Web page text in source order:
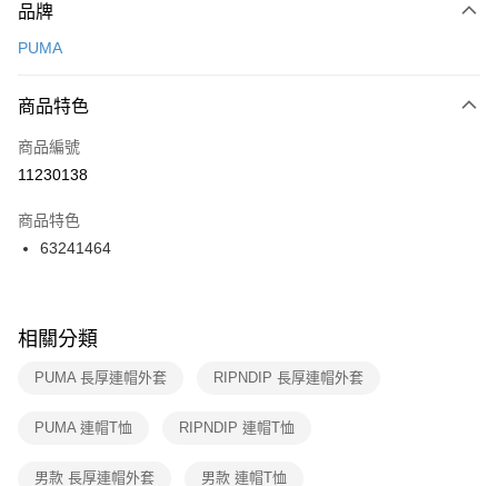
台灣樂天信用卡公司
【關於「AFTEE先享後付」】
便利好安心！
３．安心：先確認商品／服務後，再付款。
【「AFTEE先享後付」結帳流程】
１．於結帳方式選擇「AFTEE先享後付」後，將跳轉至「AFTEE先享後付」
２．訂單成立數日內，您將收到繳費通知簡訊。
３．收到繳費通知簡訊後14天內，點擊此簡訊中的連結，可透過四大超商／
ATM／網路銀行／等多元方式進行付款，方視為交易完成。
※ 交易是否成功請以「AFTEE先享後付 」之結帳頁面顯示為準，若有關於
是否繳費成功／繳費後需取消欲退款等相關疑問，請聯繫「AFTEE先享後付
客戶支援中心」https://netprotections.freshdesk.com/support/home
１．透過由恩沛科技股份有限公司提供之「AFTEE先享後付」服務完成之交
權轉讓予恩沛科技股份有限公司。
運送方式
每筆NT$100，滿NT$1,500(含以上)免運費
宅配
每筆NT$100，滿NT$1,500(含以上)免運費
付款後門市自取
每筆NT$100，滿NT$1,500(含以上)免運費
品牌
PUMA
商品特色
商品編號
11230138
商品特色
63241464
相關分類
PUMA 長厚連帽外套 RIPNDIP 長厚連帽外套
PUMA 連帽T恤 RIPNDIP 連帽T恤
男款 長厚連帽外套 男款 連帽T恤